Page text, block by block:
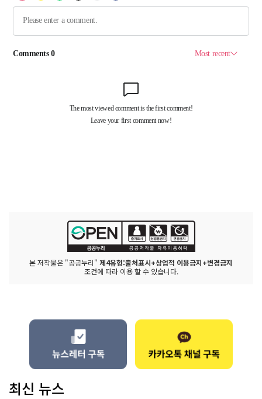
본 저작물은 "공공누리" 제4유형:출처표시+상업적 이용금지+변경금지
조건에 따라 이용 할 수 있습니다.
최신 뉴스